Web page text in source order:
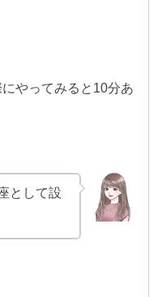
やってみると10分あ
として設